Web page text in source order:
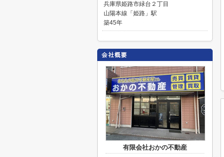
兵庫県姫路市緑台２丁目
山陽本線「姫路」駅
築45年
有限会社おかの不動産